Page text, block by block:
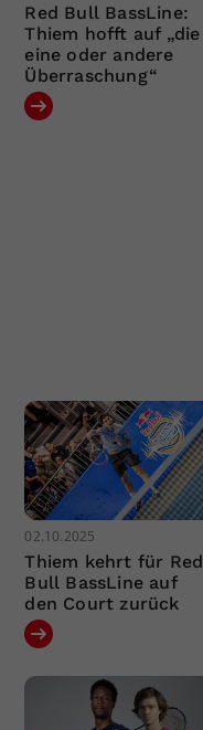
Red Bull BassLine:
Thiem hofft auf „die
eine oder andere
Überraschung“
02.10.2025
Thiem kehrt für Red
Bull BassLine auf
den Court zurück